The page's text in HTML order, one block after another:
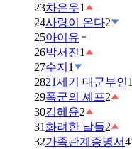
23차은우1
24사랑이 온다2
25아이유
26박서진1
27수지 1
2821세기 대군부인1
29폭군의 셰프2
30김혜윤2
31 화려한 날들2
32가족관계증명서4